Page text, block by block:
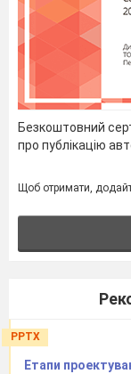
Лампа
Безкоштовний
про публікацію
Щоб отримати,
PPTX
Етапи